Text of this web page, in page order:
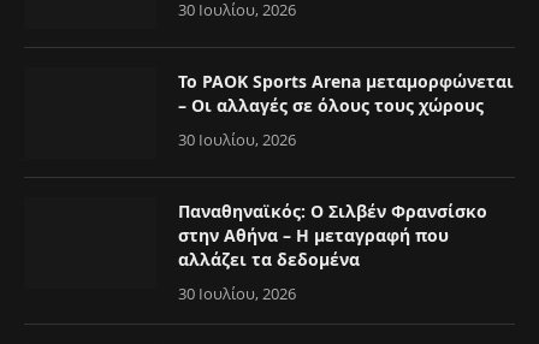
30 Ιουλίου, 2026
Το PAOK Sports Arena μεταμορφώνεται
– Οι αλλαγές σε όλους τους χώρους
30 Ιουλίου, 2026
Παναθηναϊκός: Ο Σιλβέν Φρανσίσκο
στην Αθήνα – Η μεταγραφή που
αλλάζει τα δεδομένα
30 Ιουλίου, 2026